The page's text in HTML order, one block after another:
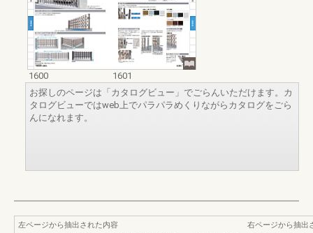
1600
1601
お探しのページは「カタログビュー」でごらんいただけます。カ
タログビューではweb上でパラパラめくりながらカタログをごら
んになれます。
左ページから抽出された内容
右ページから抽出